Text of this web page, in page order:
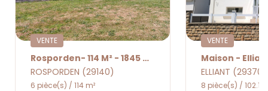
VENTE
Rosporden- 114 M² - 1845 M² De Jardin
ROSPORDEN (29140)
6 pièce(s) / 114 m²
VENTE
Maison -
ELLIANT (29370)
8 pièce(s) / 102.1